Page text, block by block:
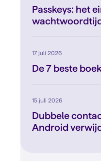
Passkeys: het
17 juli 2026
De 7 beste
15 juli 2026
Dubbele
Android